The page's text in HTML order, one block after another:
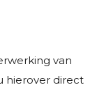
van
hierover direct